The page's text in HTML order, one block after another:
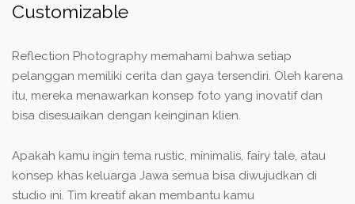
Customizable
Reflection Photography memahami bahwa setiap
pelanggan memiliki cerita dan gaya tersendiri. Oleh karena
itu, mereka menawarkan konsep foto yang inovatif dan
bisa disesuaikan dengan keinginan klien.
Apakah kamu ingin tema rustic, minimalis, fairy tale, atau
konsep khas keluarga Jawa semua bisa diwujudkan di
studio ini. Tim kreatif akan membantu kamu